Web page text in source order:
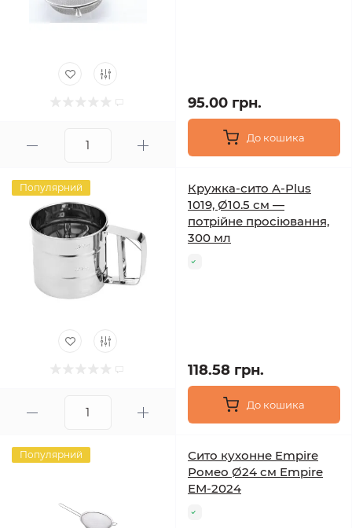
95.00 грн.
До кошика
Популярний
Кружка-сито A-Plus
1019, Ø10.5 см —
потрійне просіювання,
300 мл
118.58 грн.
До кошика
Популярний
Сито кухонне Empire
Ромео Ø24 см Empire
ЕМ-2024